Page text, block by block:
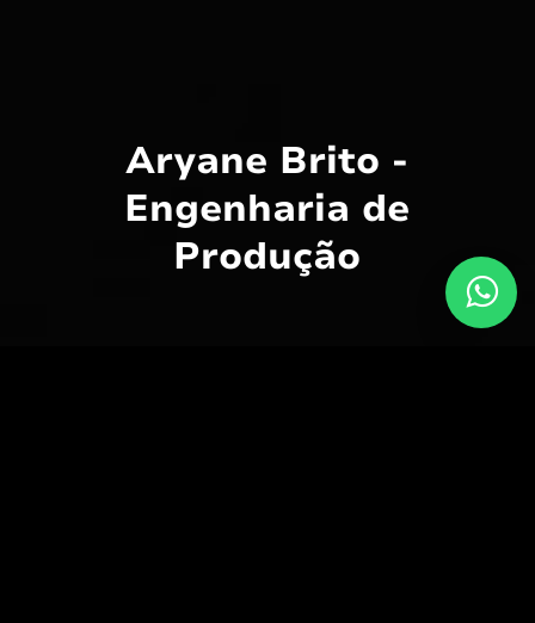
Aryane Brito -
Engenharia de
Produção